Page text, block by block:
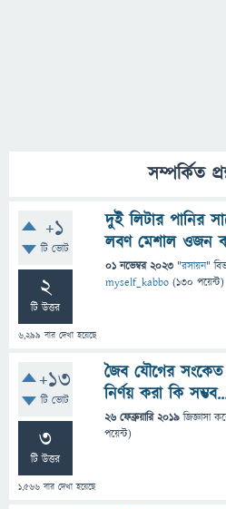
সম্পর্কিত
+1
টি ভোট
2
টি উত্তর
6,299 বার দেখা হয়েছে
দুই লিটার পানির
লবণ মেশাল ওজন
01 নভেম্বর 2023 "রসায়ন"
myself_kabbo (130 পয়েন্ট)
+13
টি ভোট
3
টি উত্তর
1,566 বার দেখা হয়েছে
জৈব যৌগের
নির্ণয় করা কি
26 ফেব্রুয়ারি 2019 জিজ্ঞাসা
পয়েন্ট)